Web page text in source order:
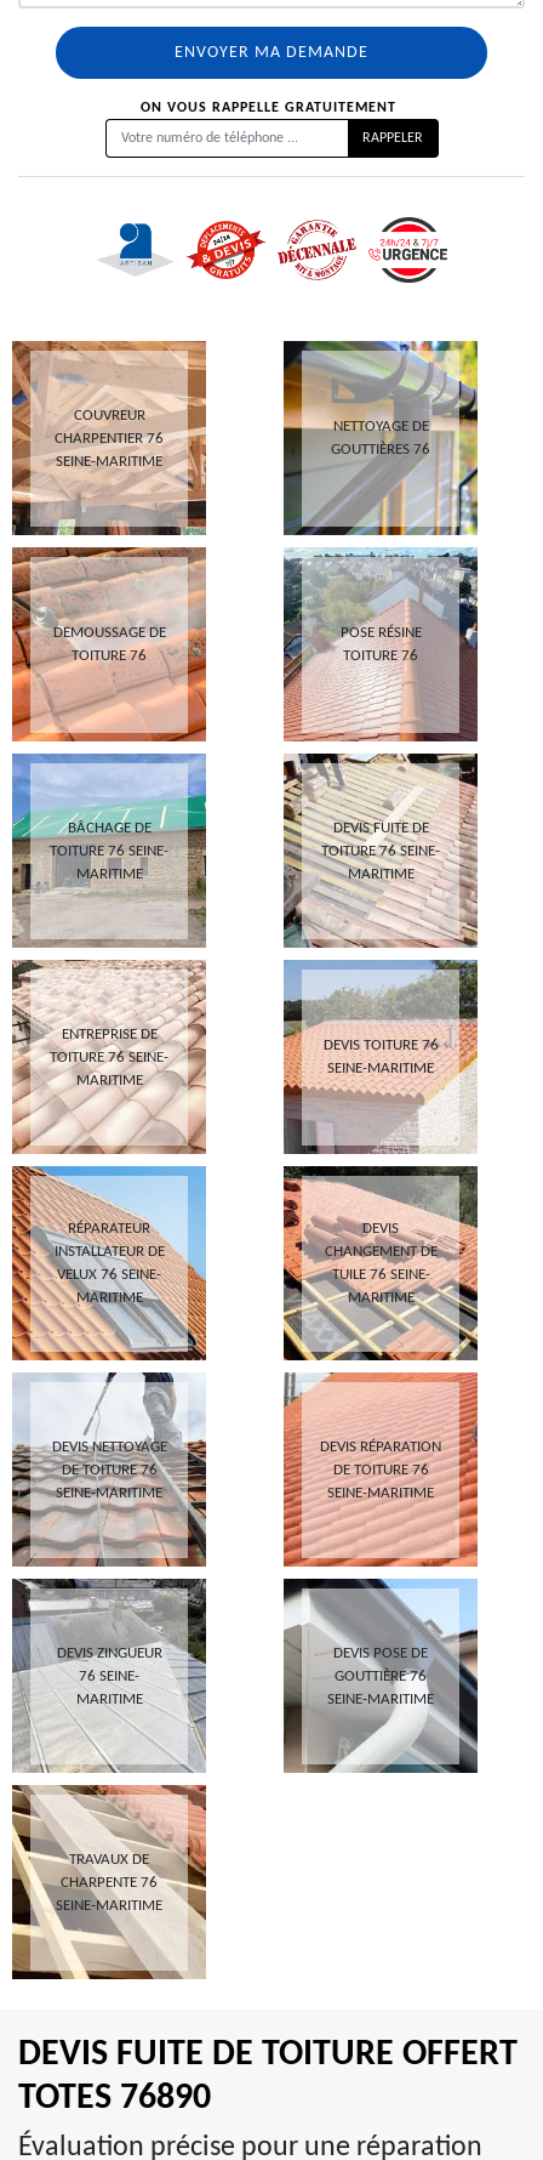
ON VOUS RAPPELLE GRATUITEMENT
COUVREUR
CHARPENTIER 76
SEINE-MARITIME
NETTOYAGE DE
GOUTTIÈRES 76
DEMOUSSAGE DE
TOITURE 76
POSE RÉSINE
TOITURE 76
BÂCHAGE DE
TOITURE 76 SEINE-
MARITIME
DEVIS FUITE DE
TOITURE 76 SEINE-
MARITIME
ENTREPRISE DE
TOITURE 76 SEINE-
MARITIME
DEVIS TOITURE 76
SEINE-MARITIME
RÉPARATEUR
INSTALLATEUR DE
VELUX 76 SEINE-
MARITIME
DEVIS
CHANGEMENT DE
TUILE 76 SEINE-
MARITIME
DEVIS NETTOYAGE
DE TOITURE 76
SEINE-MARITIME
DEVIS RÉPARATION
DE TOITURE 76
SEINE-MARITIME
DEVIS ZINGUEUR
76 SEINE-
MARITIME
DEVIS POSE DE
GOUTTIÈRE 76
SEINE-MARITIME
TRAVAUX DE
CHARPENTE 76
SEINE-MARITIME
DEVIS FUITE DE TOITURE OFFERT
TOTES 76890
Évaluation précise pour une réparation